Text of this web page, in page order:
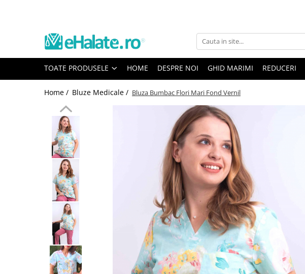
Toate Produsele
Bluze Unisex
Bluze Medicale
Bluze unisex cu imprimeuri
Bluze medicale uni
Halate medicale
Halate medicale femei
Halate medicale barbati
Halate medicale P2 cu fluturas
Halate medicale cu nasturi
TOATE PRODUSELE HOME DESPRE NOI GHID MARIMI REDUCERI
Home / Bluze Medicale / Bluza Bumbac Flori Mari Fond Vernil